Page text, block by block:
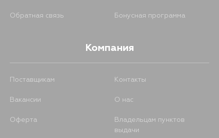
Обратная связь Бонусная программа
Компания
Поставщикам Контакты
Вакансии О нас
Оферта
Владельцам пунктов
выдачи